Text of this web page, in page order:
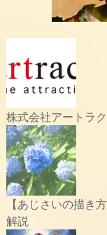
株式会社アートラ
【あじさいの描き
解説